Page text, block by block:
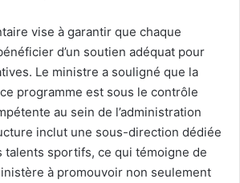
vise à garantir que chaque
d’un soutien adéquat pour
Le ministre a souligné que la
programme est sous le contrôle
au sein de l’administration
inclut une sous-direction dédiée
talents sportifs, ce qui témoigne de
à promouvoir non seulement